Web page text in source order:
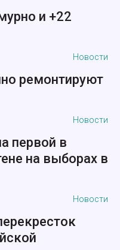
и +22
Новости
ремонтируют
Новости
первой в
на выборах в
Новости